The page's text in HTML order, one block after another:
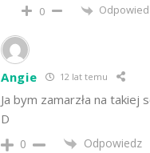
0
Angie 12 lat temu
Ja bym zamarzła na takiej
D
0 Odpowiedz